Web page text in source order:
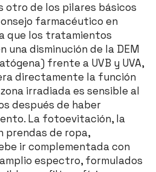
de los pilares básicos
farmacéutico en
que los tratamientos
una disminución de la DEM
frente a UVB y UVA,
directamente la función
irradiada es sensible al
después de haber
La fotoevitación, la
de ropa,
ir complementada con
espectro, formulados